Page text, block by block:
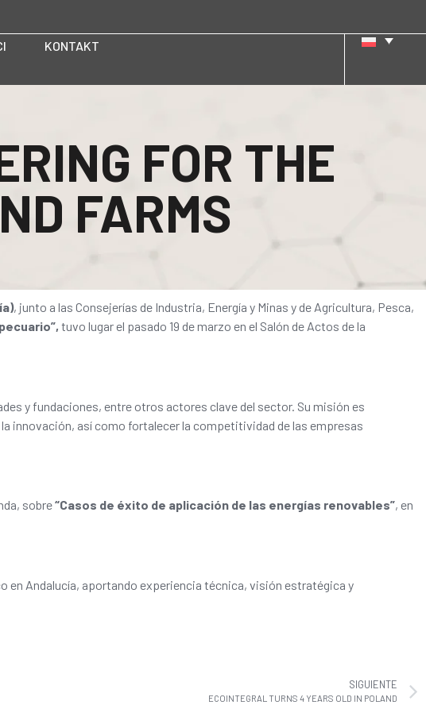
KONTAKT
FOR THE
FARMS
, junto a las Consejerías de Industria, Energía y Minas y de Agricultura, Pesca,
tuvo lugar el pasado 19 de marzo en el Salón de Actos de la
y fundaciones, entre otros actores clave del sector. Su misión es
innovación, así como fortalecer la competitividad de las empresas
sobre“Casos de éxito de aplicación de las energías renovables”, en
en Andalucía, aportando experiencia técnica, visión estratégica y
SIGUIENTE
ECOINTEGRAL TURNS 4 YEARS OLD IN POLAND